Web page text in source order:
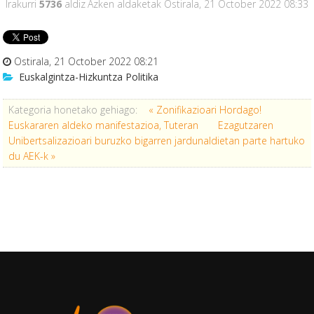
Irakurri 5736 aldizAzken aldaketak Ostirala, 21 October 2022 08:33
Ostirala, 21 October 2022 08:21
Euskalgintza-Hizkuntza Politika
Kategoria honetako gehiago:
« Zonifikazioari Hordago!
Euskararen aldeko manifestazioa, Tuteran
Ezagutzaren
Unibertsalizazioari buruzko bigarren jardunaldietan parte hartuko
du AEK-k »